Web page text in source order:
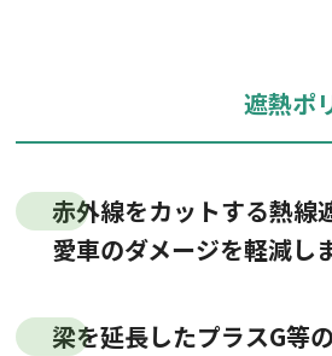
遮熱ポ
赤外線をカットする熱線
愛車のダメージを軽減し
梁を延長したプラスG等